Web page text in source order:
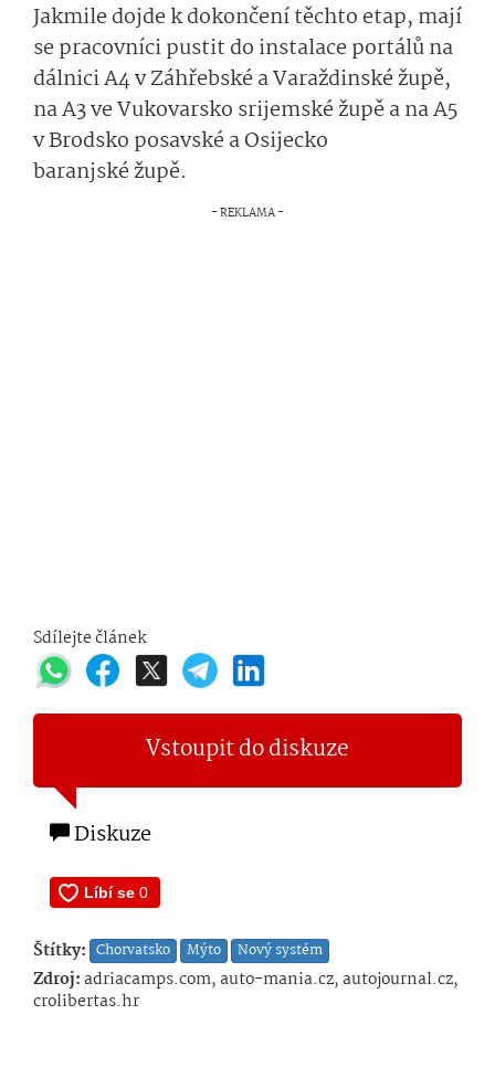
Jakmile dojde k dokončení těchto etap, mají
se pracovníci pustit do instalace portálů na
dálnici A4 v Záhřebské a Varaždinské župě,
na A3 ve Vukovarsko srijemské župě a na A5
v Brodsko posavské a Osijecko
baranjské župě.
Sdílejte článek
Vstoupit do diskuze
Diskuze
Štítky: Chorvatsko Mýto Nový systém
Zdroj:adriacamps.com, auto-mania.cz, autojournal.cz,
crolibertas.hr